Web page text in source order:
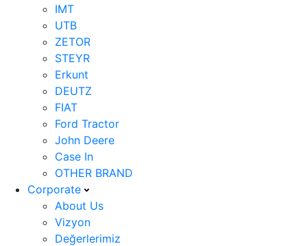
IMT
UTB
ZETOR
STEYR
Erkunt
DEUTZ
FIAT
Ford Tractor
John Deere
Case In
OTHER BRAND
Corporate
About Us
Vizyon
Değerlerimiz